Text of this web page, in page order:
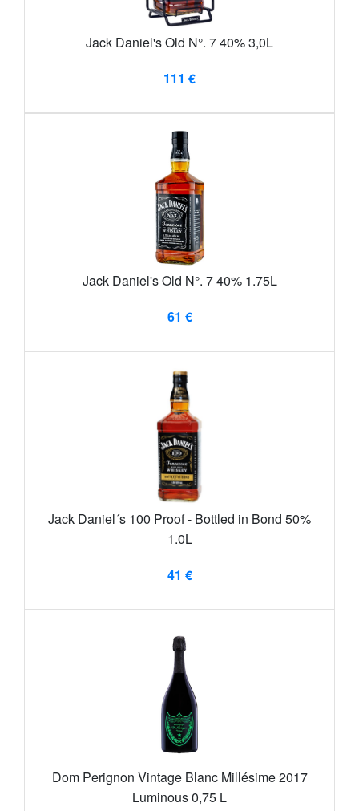
Jack Daniel's Old N°. 7 40% 3,0L
111 €
Jack Daniel's Old N°. 7 40% 1.75L
61 €
Jack Daniel´s 100 Proof - Bottled in Bond 50%
1.0L
41 €
Dom Perignon Vintage Blanc Millésime 2017
Luminous 0,75 L